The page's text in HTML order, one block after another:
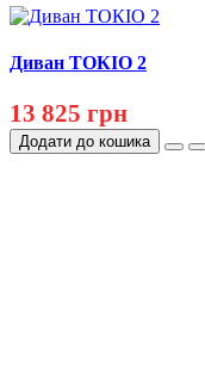
Диван ТОКІО 2
13 825 грн
Додати до кошика